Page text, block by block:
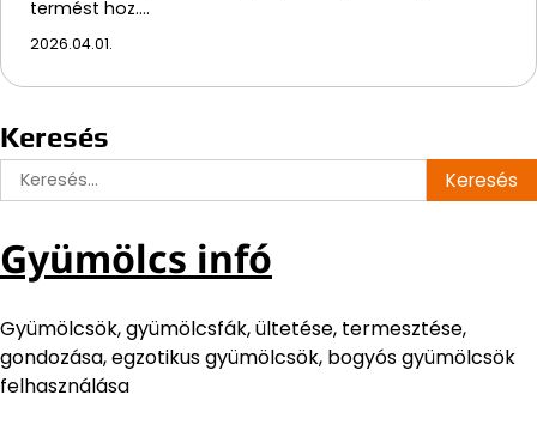
termést hoz.…
2026.04.01.
Keresés
Keresés:
Gyümölcs infó
Gyümölcsök, gyümölcsfák, ültetése, termesztése,
gondozása, egzotikus gyümölcsök, bogyós gyümölcsök
felhasználása